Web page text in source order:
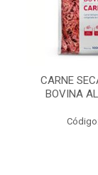
CARNE
BOVINA